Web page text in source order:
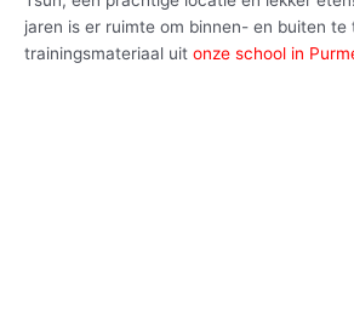
jaren is er ruimte om binnen- en buiten te
trainingsmateriaal uit onze school in